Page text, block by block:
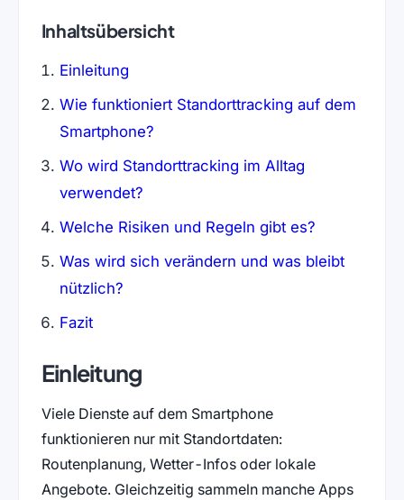
Inhaltsübersicht
Einleitung
Wie funktioniert Standorttracking auf dem
Smartphone?
Wo wird Standorttracking im Alltag
verwendet?
Welche Risiken und Regeln gibt es?
Was wird sich verändern und was bleibt
nützlich?
Fazit
Einleitung
Viele Dienste auf dem Smartphone
funktionieren nur mit Standortdaten:
Routenplanung, Wetter-Infos oder lokale
Angebote. Gleichzeitig sammeln manche Apps